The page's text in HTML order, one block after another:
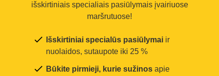
išskirtiniais specialiais pasiūlymais įvairiuose
maršrutuose!
Išskirtiniai specialūs pasiūlymai ir
nuolaidos, sutaupote iki 25 %
Būkite pirmieji, kurie sužinos apie